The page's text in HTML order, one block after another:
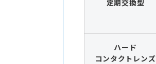
定期交換型
ハード
コンタクトレンズ